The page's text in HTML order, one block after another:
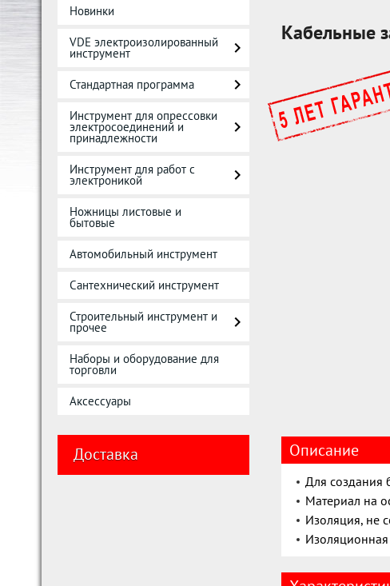
Новинки
VDE электроизолированный
инструмент
Стандартная программа
Инструмент для опрессовки
электросоединений и
принадлежности
Инструмент для работ с
электроникой
Ножницы листовые и
бытовые
Автомобильный инструмент
Сантехнический инструмент
Строительный инструмент и
прочее
Наборы и оборудование для
торговли
Аксессуары
Доставка
Кабельные
Описание
Для создания
Материал на
Изоляция, не